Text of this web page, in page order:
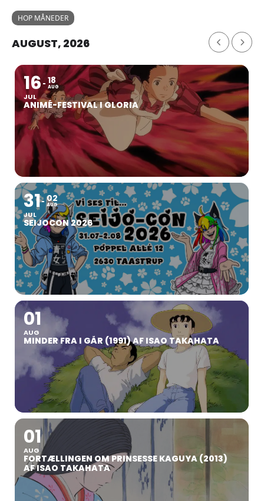
HOP MÅNEDER
AUGUST, 2026
16
JUL
18
AUG
ANIMÉ-FESTIVAL I GLORIA
31
JUL
02
AUG
SEIJOCON 2026
01
AUG
MINDER FRA I GÅR (1991) AF ISAO TAKAHATA
01
AUG
FORTÆLLINGEN OM PRINSESSE KAGUYA (2013)
AF ISAO TAKAHATA